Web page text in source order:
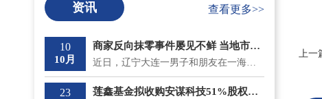
资讯 查看更多>>
10
10月
商家反向抹零事件屡见不鲜 当地市监局最新回应将“零容忍”态度打击
近日，辽宁大连一男子和朋友在一海鲜大排档吃饭，总共消费了930 9元，收款时却被反向抹零收取了931元。...
23 莲鑫基金拟收购安谋科技51%股权？安鑫集团回应
上一